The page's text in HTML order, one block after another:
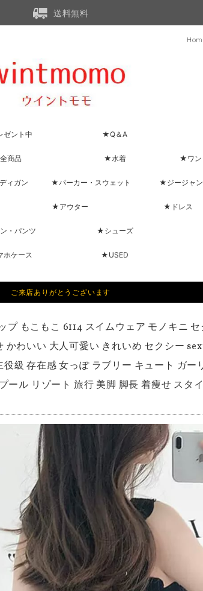
送料無料
ント中 ★Q＆A
商品 ★水着 ★ワン
ィガン ★パーカー・スウェット ★ジージャ
★アウター ★ドレス
・パンツ ★シューズ
ケース ★USED
ご来店ありがとうございます
プ もこもこ 6114 スイムウェア モノキニ
かわいい 大人可愛い きれいめ セクシー
級 存在感 女っぽ ラブリー キュート ガー
ール リゾート 旅行 美脚 脚長 着痩せ スタ